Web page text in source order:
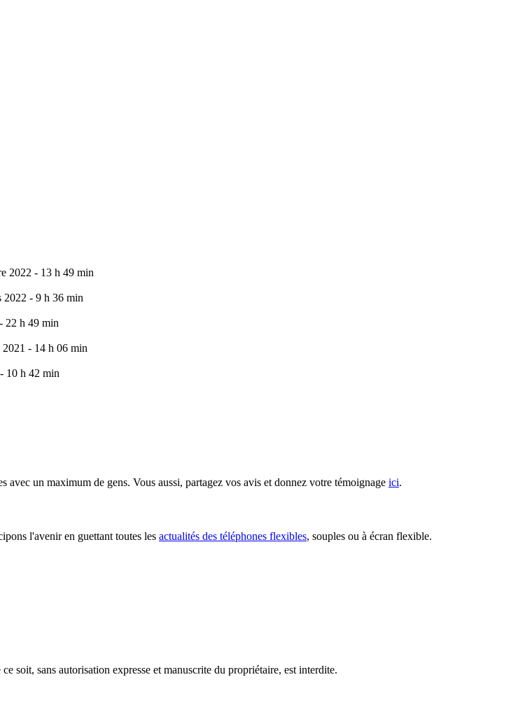
2022 - 13 h 49 min
2022 - 9 h 36 min
22 h 49 min
- 14 h 06 min
10 h 42 min
avec un maximum de gens. Vous aussi, partagez vos avis et donnez votre témoignage ici.
l'avenir en guettant toutes les actualités des téléphones flexibles, souples ou à écran flexible.
soit, sans autorisation expresse et manuscrite du propriétaire, est interdite.